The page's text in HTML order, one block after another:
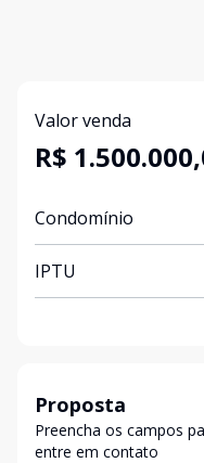
Valor venda
R$
Condomínio
IPTU
Proposta
Preencha os campos
entre em contato